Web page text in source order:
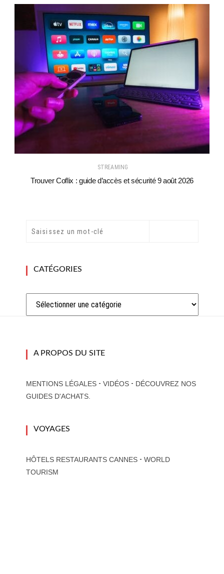
STREAMING
Trouver Coflix : guide d’accès et sécurité 9 août 2026
CATÉGORIES
A PROPOS DU SITE
MENTIONS LÉGALES- VIDÉOS- DÉCOUVREZ NOS
GUIDES D'ACHATS.
VOYAGES
HÔTELS RESTAURANTS CANNES- WORLD
TOURISM